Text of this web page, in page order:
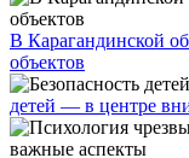
В Карагандинской
объектов
детей — в центре